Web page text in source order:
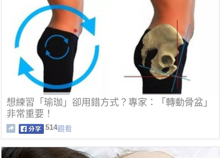
想練習「瑜珈」卻用錯方式？專家：「轉動骨盆」
非常重要！
514觀看